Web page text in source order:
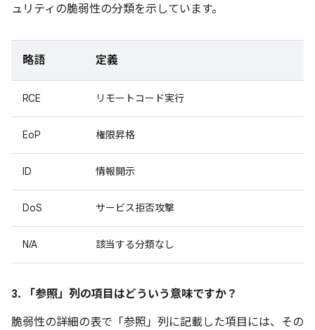
ュリティの脆弱性の分類を示しています。
略語 定義
RCE リモートコード実行
EoP 権限昇格
ID 情報開示
DoS サービス拒否攻撃
N/A 該当する分類なし
3. 「参照」 列の項目はどういう意味ですか？
脆弱性の詳細の表で「参照」 列に記載した項目には、その